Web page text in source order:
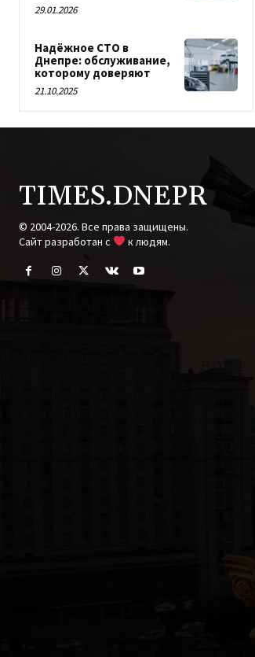
29.01.2026
Надёжное СТО в
Днепре: обслуживание,
которому доверяют
21.10.2025
TIMES.DNEPR
© 2004-2026. Все права защищены.
Cайт разработан с
к людям.